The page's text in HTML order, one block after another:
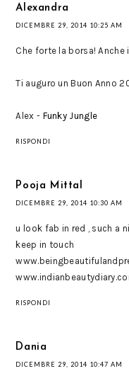
Alexandra
DICEMBRE 29, 2014 10:25 AM
Che forte la borsa!
Ti auguro un Buon Anno
Alex - Funky Jungle
RISPONDI
Pooja Mittal
DICEMBRE 29, 2014 10:30 AM
u look fab in red , such a
keep in touch
RISPONDI
Dania
DICEMBRE 29, 2014 10:47 AM